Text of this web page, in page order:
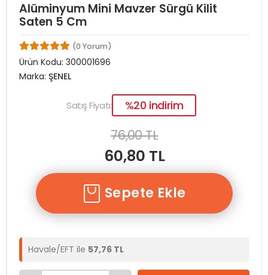
Alüminyum Mini Mavzer Sürgü Kilit
Saten 5 Cm
(0 Yorum)
Ürün Kodu: 300001696
Marka: ŞENEL
Satış Fiyatı: %20 indirim
76,00 TL
60,80 TL
Sepete Ekle
Havale/EFT ile 57,76 TL